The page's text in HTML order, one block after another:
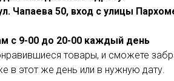
Чапаева 50, вход с улицы
с 9-00 до 20-00 каждый день
товары, и сможете
в этот же день или в нужную дату.